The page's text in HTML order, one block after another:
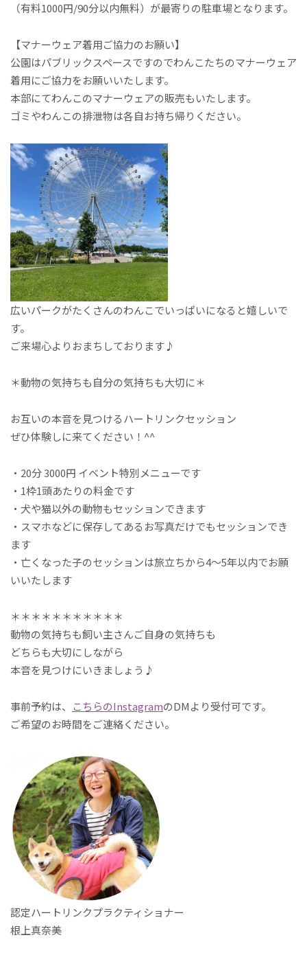
（有料1000円/90分以内無料）が最寄りの駐車場となります。
【マナーウェア着用ご協力のお願い】
公園はパブリックスペースですのでわんこたちのマナーウェア
着用にご協力をお願いいたします。
本部にてわんこのマナーウェアの販売もいたします。
ゴミやわんこの排泄物は各自お持ち帰りください。
広いパークがたくさんのわんこでいっぱいになると嬉しいで
す。
ご来場心よりおまちしております♪
＊動物の気持ちも自分の気持ちも大切に＊
お互いの本音を見つけるハートリンクセッション
ぜひ体験しに来てください！^^
・20分 3000円 イベント特別メニューです
・1枠1頭あたりの料金です
・犬や猫以外の動物もセッションできます
・スマホなどに保存してあるお写真だけでもセッションでき
ます
・亡くなった子のセッションは旅立ちから4～5年以内でお願
いいたします
＊＊＊＊＊＊＊＊＊＊＊
動物の気持ちも飼い主さんご自身の気持ちも
どちらも大切にしながら
本音を見つけにいきましょう♪
事前予約は、 こちらのInstagramのDMより受付可です。
ご希望のお時間をご連絡ください。
認定ハートリンクプラクティショナー
根上真奈美